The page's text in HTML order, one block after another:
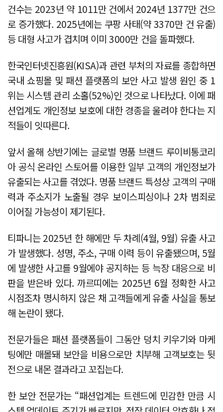
건수는 2023년 약 1011만 건에서 2024년 1377만 건으
로 증가했다. 2025년에는 쿠팡 사태(약 3370만 건 유출)
등 대형 사고가 겹치며 이미 3000만 건을 돌파했다.
한국인터넷진흥원(KISA)과 관련 부처의 자료를 종합하면
국내 쇼핑몰 및 패션 플랫폼의 보안 사고 발생 원인 중 1
위는 시스템 관리 소홀(52%)인 것으로 나타났다. 이에 패
션업계도 개인정보 보호에 대한 경종을 울려야 한다는 지
적들이 잇따른다.
앞서 올해 상반기에는 글로벌 명품 브랜드 루이비통코리
아 공식 온라인 스토어를 이용한 일부 고객의 개인정보가
유출되는 사고를 겪었다. 명품 브랜드 특성상 고객의 구매
력과 주소지가 노출될 경우 보이스피싱이나 2차 범죄로
이어질 가능성이 제기된다.
티파니는 2025년 한 해에만 두 차례(4월, 9월) 유출 사고
가 발생했다. 성명, 주소, 구매 이력 등이 유출됐으며, 5월
에 발생한 사고를 9월에야 공지하는 등 늑장 대응으로 비
판을 받은바 있다. 까르띠에는 2025년 6월 정확한 사고
시점조차 명시하지 않은 채 고객들에게 유출 사실을 통보
해 논란이 됐다.
전문가들은 패션 플랫폼들이 그동안 덩치 키우기와 마케
팅에만 매몰돼 보안을 비용으로만 치부해 고객보호는 뒷
전으로 내몬 결과라고 꼬집는다.
한 보안 전문가는 “패션업계는 트렌드에 민감한 만큼 시